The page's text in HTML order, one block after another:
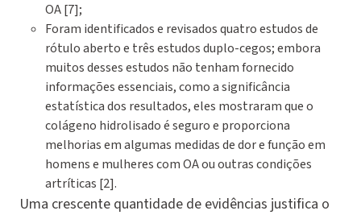
OA [7];
Foram identificados e revisados quatro estudos de
rótulo aberto e três estudos duplo-cegos; embora
muitos desses estudos não tenham fornecido
informações essenciais, como a significância
estatística dos resultados, eles mostraram que o
colágeno hidrolisado é seguro e proporciona
melhorias em algumas medidas de dor e função em
homens e mulheres com OA ou outras condições
artríticas [2].
Uma crescente quantidade de evidências justifica o